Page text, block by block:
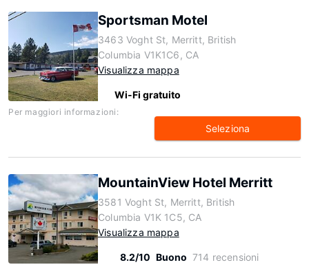
Sportsman Motel
3463 Voght St, Merritt, British
Columbia V1K1C6, CA
Visualizza mappa
Wi-Fi gratuito
Per maggiori informazioni:
Seleziona
MountainView Hotel Merritt
3581 Voght St, Merritt, British
Columbia V1K 1C5, CA
Visualizza mappa
8.2/10 Buono 714 recensioni